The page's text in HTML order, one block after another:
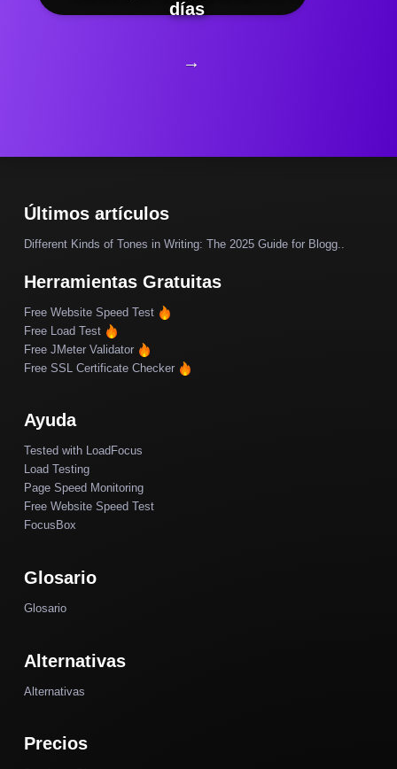
días
→
Últimos artículos
Different Kinds of Tones in Writing: The 2025 Guide for Blogg..
Herramientas Gratuitas
Free Website Speed Test
Free Load Test
Free JMeter Validator
Free SSL Certificate Checker
Ayuda
Tested with LoadFocus
Load Testing
Page Speed Monitoring
Free Website Speed Test
FocusBox
Glosario
Glosario
Alternativas
Alternativas
Precios